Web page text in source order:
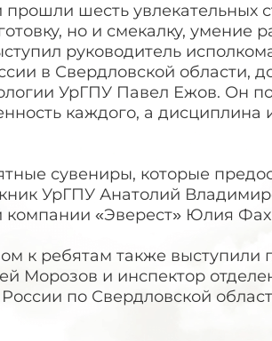
шесть увлекательных
но и смекалку, умение
руководитель
в Свердловской области,
УрГПУ Павел Ежов. Он
каждого, а
сувениры, которые
УрГПУ Анатолий
компании «Эверест» Юлия
к ребятам также выступили
Морозов и инспектор
по Свердловской